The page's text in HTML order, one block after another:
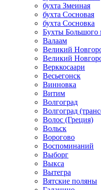
бухта Змеиная
бухта Сосновая
бухта Сосновка
Бухты Большого
Валаам
Великий
Великий
Верккосаари
Весьегонск
Винновка
Витим
Волгоград
Волгоград
Волос (Греция)
Вольск
Ворогово
Воспоминаний
Выборг
Выкса
Вытегра
Вятские поляны